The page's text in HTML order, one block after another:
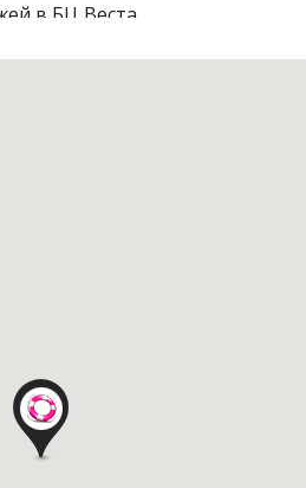
в БЦ Веста
в БЦ Форум Парк Плаза
в БЦ Ильинский
в БЦ Lucky Net Telecom